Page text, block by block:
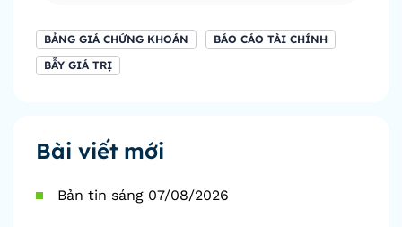
BẢNG GIÁ CHỨNG KHOÁN
BÁO CÁO TÀI CHÍNH
BẪY GIÁ TRỊ
Bài viết mới
Bản tin sáng 07/08/2026